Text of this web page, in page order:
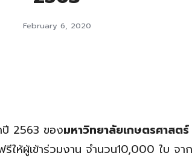
February 6, 2020
ปี 2563 ของมหาวิทยาลัยเกษตรศาสตร์
ให้ผู้เข้าร่วมงาน จำนวน10,000 ใบ จา